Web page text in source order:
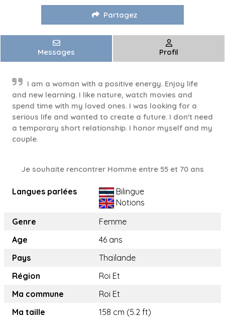
Partagez
Messages Profil
I am a woman with a positive energy. Enjoy life
and new learning. I like nature, watch movies and
spend time with my loved ones. I was looking for a
serious life and wanted to create a future. I don't need
a temporary short relationship. I honor myself and my
couple.
Je souhaite rencontrer Homme entre 55 et 70 ans
Langues parlées
Bilingue
Notions
Genre
Femme
Age
46 ans
Pays
Thaïlande
Région
Roi Et
Ma commune
Roi Et
Ma taille
158 cm (5.2 ft)